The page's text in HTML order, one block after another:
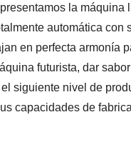
la máquina
automática con
en perfecta armonía
futurista, dar
siguiente nivel de
capacidades de